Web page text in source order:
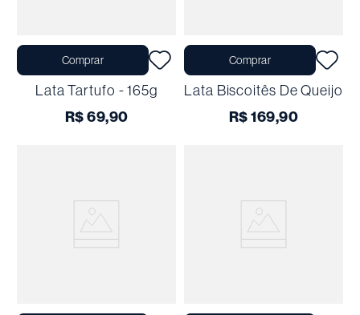
Comprar
Lata Tartufo - 165g
R$69,90
Comprar
Lata Biscoitês De Queijo
R$169,90